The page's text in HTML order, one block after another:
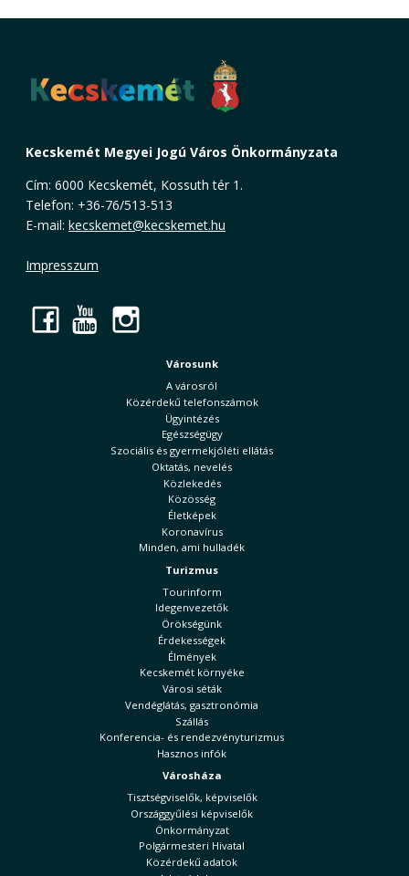
Kecskemét Megyei Jogú Város Önkormányzata
Cím: 6000 Kecskemét, Kossuth tér 1.
Telefon: +36-76/513-513
E-mail: kecskemet@kecskemet.hu
Impresszum
Facebook
YouTube
Városunk
A városról
Közérdekű telefonszámok
Ügyintézés
Egészségügy
Szociális és gyermekjóléti ellátás
Oktatás, nevelés
Közlekedés
Közösség
Életképek
Koronavírus
Minden, ami hulladék
Turizmus
Tourinform
Idegenvezetők
Örökségünk
Érdekességek
Élmények
Kecskemét környéke
Városi séták
Vendéglátás, gasztronómia
Szállás
Konferencia- és rendezvényturizmus
Hasznos infók
Városháza
Tisztségviselők, képviselők
Országgyűlési képviselők
Önkormányzat
Polgármesteri Hivatal
Közérdekű adatok